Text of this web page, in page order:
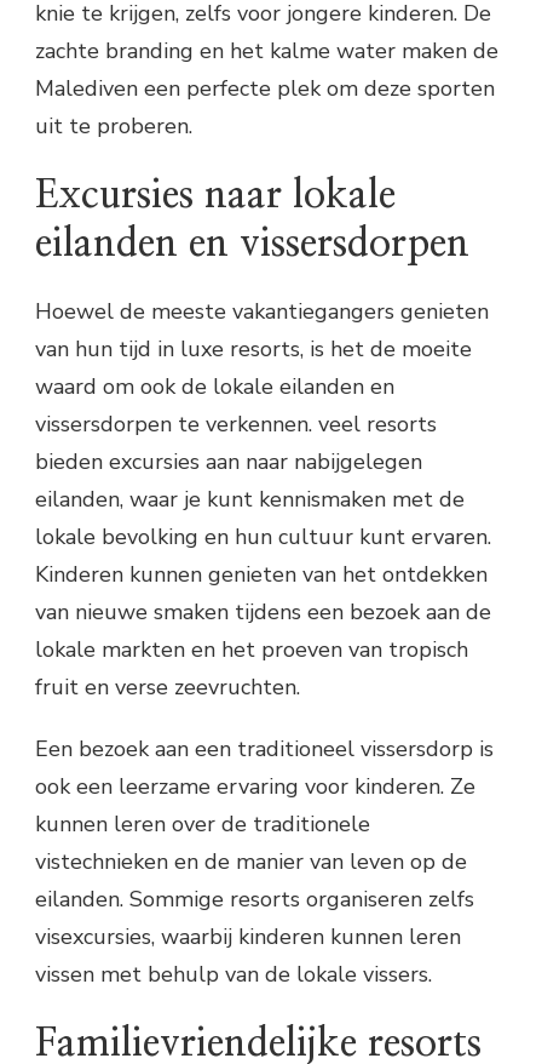
knie te krijgen, zelfs voor jongere kinderen. De
zachte branding en het kalme water maken de
Malediven een perfecte plek om deze sporten
uit te proberen.
Excursies naar lokale
eilanden en vissersdorpen
Hoewel de meeste vakantiegangers genieten
van hun tijd in luxe resorts, is het de moeite
waard om ook de lokale eilanden en
vissersdorpen te verkennen. veel resorts
bieden excursies aan naar nabijgelegen
eilanden, waar je kunt kennismaken met de
lokale bevolking en hun cultuur kunt ervaren.
Kinderen kunnen genieten van het ontdekken
van nieuwe smaken tijdens een bezoek aan de
lokale markten en het proeven van tropisch
fruit en verse zeevruchten.
Een bezoek aan een traditioneel vissersdorp is
ook een leerzame ervaring voor kinderen. Ze
kunnen leren over de traditionele
vistechnieken en de manier van leven op de
eilanden. Sommige resorts organiseren zelfs
visexcursies, waarbij kinderen kunnen leren
vissen met behulp van de lokale vissers.
Familievriendelijke resorts